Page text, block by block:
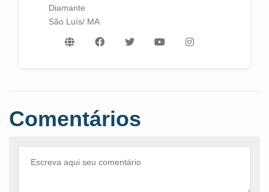
Diamante
São Luís/ MA
Comentários